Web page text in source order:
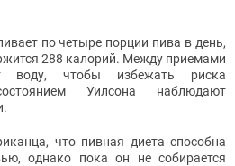
по четыре порции пива в день,
288 калорий. Между приемами
воду, чтобы избежать риска
Уилсона наблюдают
что пивная диета способна
однако пока он не собирается